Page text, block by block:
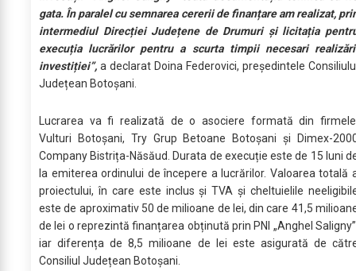
gata. În paralel cu semnarea cererii de finanțare am realizat,
intermediul Direcției Județene de Drumuri și licitația
execuția lucrărilor pentru a scurta timpii necesari
investiției”, a declarat Doina Federovici, președintele
Județean Botoșani.
Lucrarea va fi realizată de o asociere formată din
Vulturi Botoșani, Try Grup Betoane Botoșani și Dimex-
Company Bistrița-Năsăud. Durata de execuție este de 15 luni
la emiterea ordinului de începere a lucrărilor. Valoarea totală
proiectului, în care este inclus și TVA și cheltuielile
este de aproximativ 50 de milioane de lei, din care 41,5
de lei o reprezintă finanțarea obținută prin PNI „Anghel
iar diferența de 8,5 milioane de lei este asigurată de
Consiliul Județean Botoșani.